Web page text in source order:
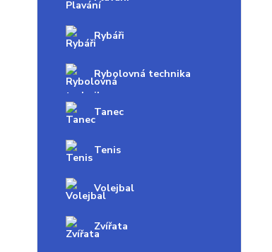
Rybáři
Rybolovná technika
Tanec
Tenis
Volejbal
Zvířata